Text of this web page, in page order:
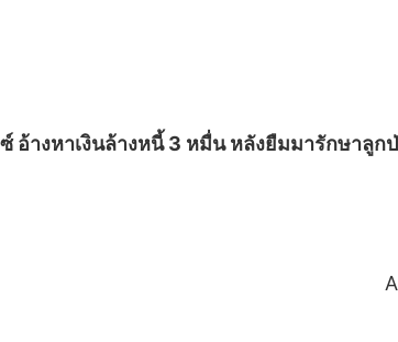
อ้างหาเงินล้างหนี้ 3 หมื่น หลังยืมมารักษาลู